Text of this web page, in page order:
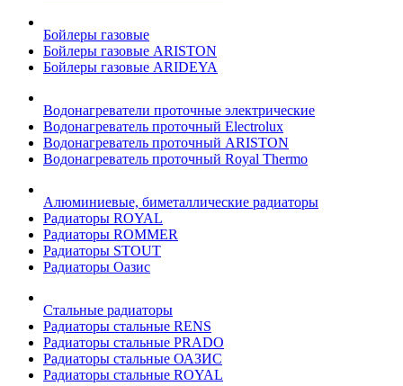
Бойлеры газовые
Бойлеры газовые ARISTON
Бойлеры газовые ARIDEYA
Водонагреватели проточные электрические
Водонагреватель проточный Electrolux
Водонагреватель проточный ARISTON
Водонагреватель проточный Royal Thermo
Алюминиевые, биметаллические радиаторы
Радиаторы ROYAL
Радиаторы ROMMER
Радиаторы STOUT
Радиаторы Оазис
Стальные радиаторы
Радиаторы стальные RENS
Радиаторы стальные PRADO
Радиаторы стальные ОАЗИС
Радиаторы стальные ROYAL